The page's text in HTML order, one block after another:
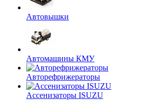
Автовышки
Автомашины КМУ
Авторефрижераторы
Ассенизаторы ISUZU